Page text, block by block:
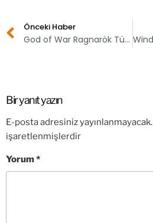
Önceki Haber
God of War Ragnarök Türkiye fiyatı açıklandı!
Bir yanıt yazın
E-posta adresiniz yayınlanmayacak.
işaretlenmişlerdir
Yorum*